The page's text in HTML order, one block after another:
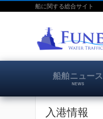
船に関する総合サイト
船舶ニュース
NEWS
入港情報